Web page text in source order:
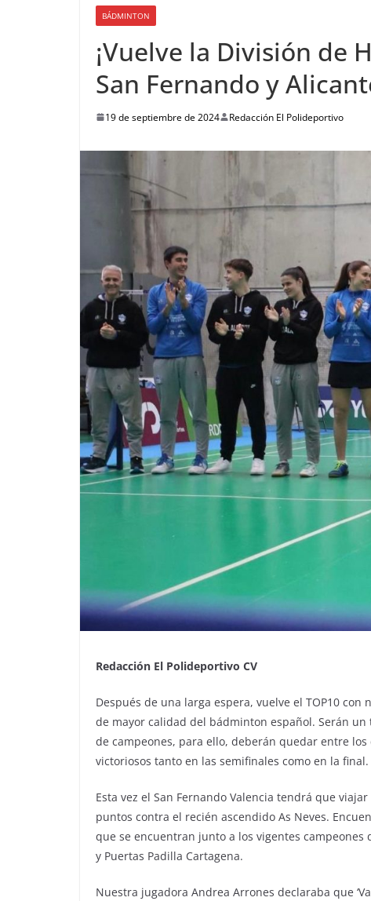
BÁDMINTON
¡Vuelve la División de
San Fernando y
19 de septiembre de 2024 Redacción El Polideportivo
Redacción El Polideportivo CV
Después de una larga espera, vuelve el TOP10
de mayor calidad del bádminton español. Serán
de campeones, para ello, deberán quedar entre
victoriosos tanto en las semifinales como en la final.
Esta vez el San Fernando Valencia tendrá que
puntos contra el recién ascendido As Neves.
que se encuentran junto a los vigentes campeones
y Puertas Padilla Cartagena.
Nuestra jugadora Andrea Arrones declaraba que